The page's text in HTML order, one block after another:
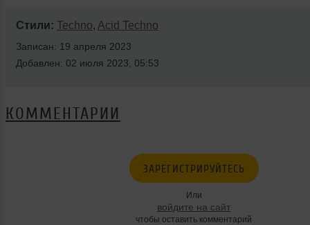
Стили: Techno, Acid Techno
Записан: 19 апреля 2023
Добавлен: 02 июля 2023, 05:53
КОММЕНТАРИИ
ЗАРЕГИСТРИРУЙТЕСЬ
Или
войдите на сайт
чтобы оставить комментарий